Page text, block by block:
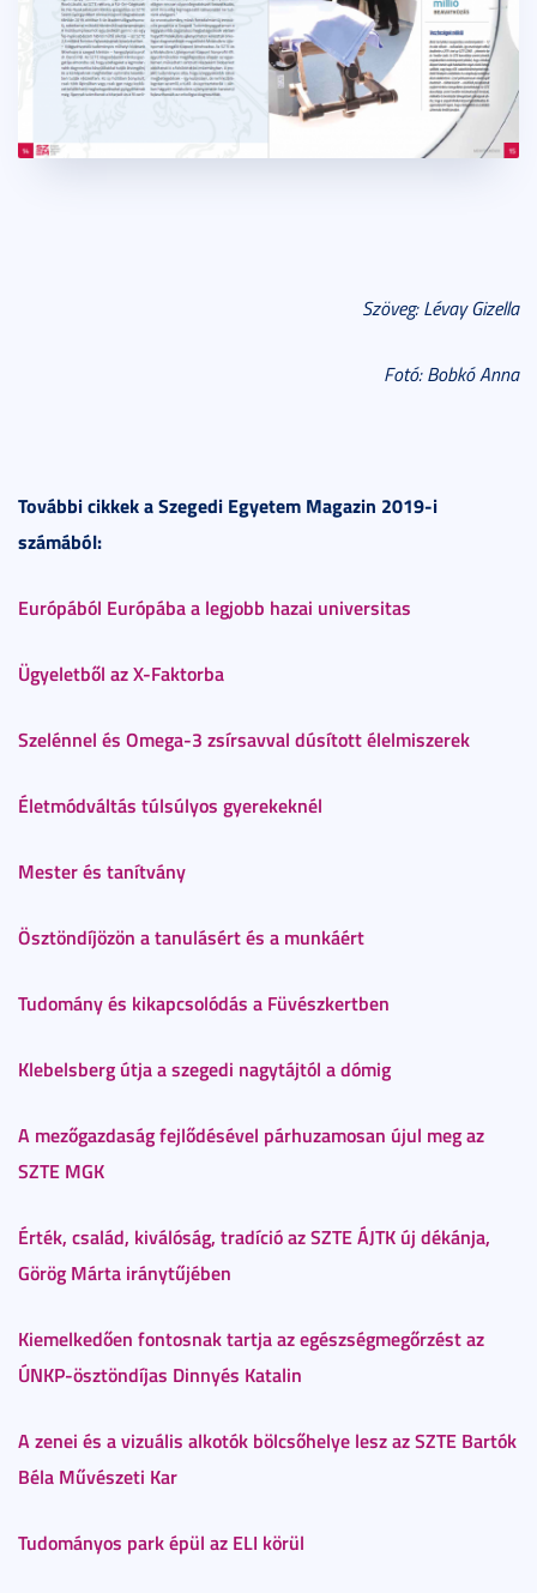
Szöveg: Lévay Gizella
Fotó: Bobkó Anna
További cikkek a Szegedi Egyetem Magazin 2019-i
számából:
Európából Európába a legjobb hazai universitas
Ügyeletből az X-Faktorba
Szelénnel és Omega-3 zsírsavval dúsított élelmiszerek
Életmódváltás túlsúlyos gyerekeknél
Mester és tanítvány
Ösztöndíjözön a tanulásért és a munkáért
Tudomány és kikapcsolódás a Füvészkertben
Klebelsberg útja a szegedi nagytájtól a dómig
A mezőgazdaság fejlődésével párhuzamosan újul meg az
SZTE MGK
Érték, család, kiválóság, tradíció az SZTE ÁJTK új dékánja,
Görög Márta iránytűjében
Kiemelkedően fontosnak tartja az egészségmegőrzést az
ÚNKP-ösztöndíjas Dinnyés Katalin
A zenei és a vizuális alkotók bölcsőhelye lesz az SZTE Bartók
Béla Művészeti Kar
Tudományos park épül az ELI körül